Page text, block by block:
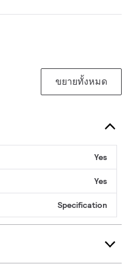
ขยายทั้งหมด
Yes
Yes
Specification